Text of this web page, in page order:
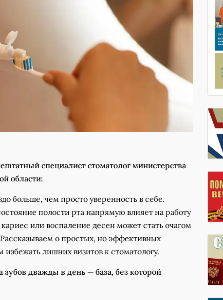
специалист стоматолог министерства
области:
больше, чем просто уверенность в себе.
полости рта напрямую влияет на работу
или воспаление десен может стать очагом
о простых, но эффективных
избежать лишних визитов к стоматологу.
дважды в день — база, без которой